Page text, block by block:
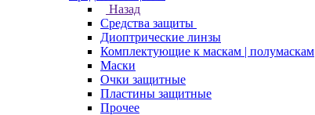
Назад
Средства защиты
Диоптрические линзы
Комплектующие к маскам | полумаскам
Маски
Очки защитные
Пластины защитные
Прочее